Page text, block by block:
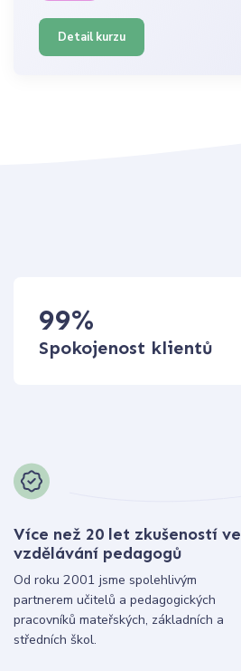
Detail kurzu
99%
Spokojenost klientů
Více než 20 let zkušeností ve
vzdělávání pedagogů
Od roku 2001 jsme spolehlivým
partnerem učitelů a pedagogických
pracovníků mateřských, základních a
středních škol.